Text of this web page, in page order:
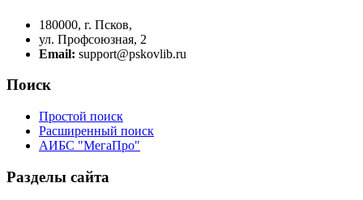
180000, г. Псков,
ул. Профсоюзная, 2
Email: support@pskovlib.ru
Поиск
Простой поиск
Расширенный поиск
АИБС "МегаПро"
Разделы сайта